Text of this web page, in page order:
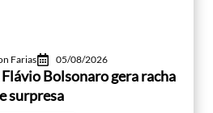
Farias 05/08/2026
Flávio Bolsonaro gera racha
e surpresa